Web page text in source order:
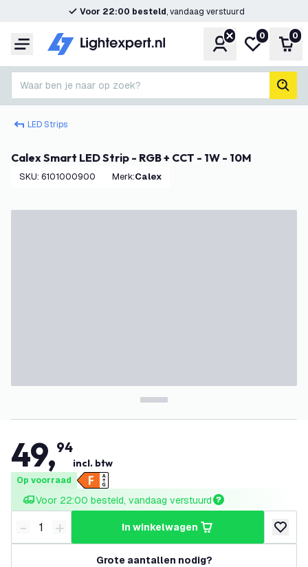
Voor 22:00 besteld, vandaag verstuurd
Menu Account
Mijn
0 0
Waar ben je naar op zoek?
LED Strips
Calex Smart LED Strip - RGB + CCT - 1W - 10M
SKU: 6101000900 Merk: Calex
49,94
incl. btw
Op voorraad
Voor 22:00 besteld, vandaag verstuurd
Verminder hoeveelheid
- Verhoog hoeveelheid
+ in winkelwagen
Grote aantallen nodig?